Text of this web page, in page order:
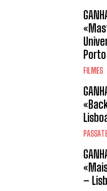
Porto
FILMES
–